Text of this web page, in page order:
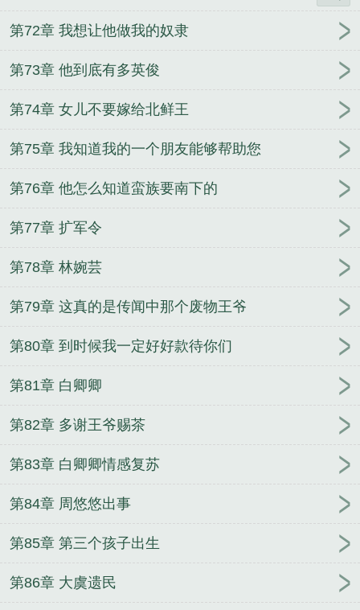
第72章 我想让他做我的奴隶
第73章 他到底有多英俊
第74章 女儿不要嫁给北鲜王
第75章 我知道我的一个朋友能够帮助您
第76章 他怎么知道蛮族要南下的
第77章 扩军令
第78章 林婉芸
第79章 这真的是传闻中那个废物王爷
第80章 到时候我一定好好款待你们
第81章 白卿卿
第82章 多谢王爷赐茶
第83章 白卿卿情感复苏
第84章 周悠悠出事
第85章 第三个孩子出生
第86章 大虞遗民